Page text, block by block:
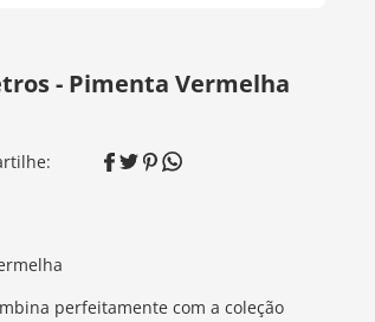
- Pimenta Vermelha
perfeitamente com a coleção